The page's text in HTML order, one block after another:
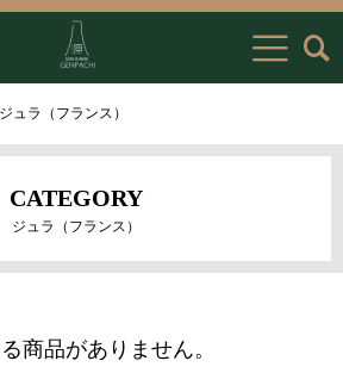
ジュラ（フランス）
CATEGORY
ジュラ（フランス）
商品がありません。